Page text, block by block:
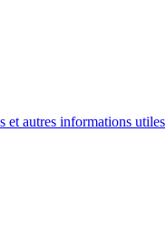
et autres informations utiles